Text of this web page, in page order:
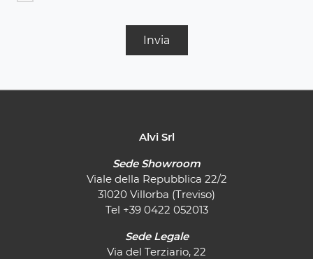
Invia
Alvi Srl
Sede Showroom
Viale della Repubblica 22/2
31020 Villorba (Treviso)
Tel +39 0422 052013
Sede Legale
Via del Terziario, 22